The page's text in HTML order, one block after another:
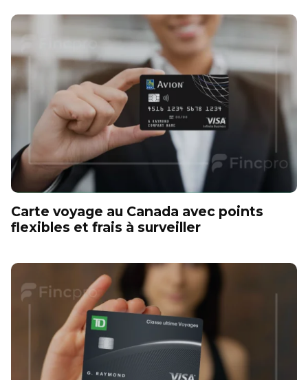
Carte voyage au Canada avec points
flexibles et frais à surveiller